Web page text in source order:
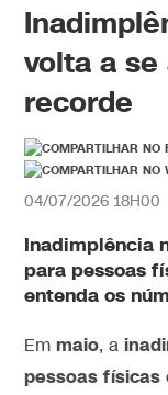
volta a
recorde
04/07/2026 18H00
Inadimplência
para pessoas
entenda os
Emmaio, a
pessoas físicas